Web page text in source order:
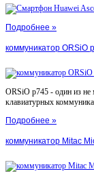
Подробнее »
коммуникатор ORSiO
ORSiO p745 - один из не
клавиатурных
Подробнее »
коммуникатор Mitac